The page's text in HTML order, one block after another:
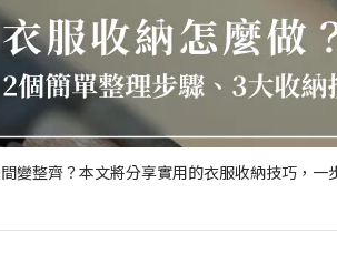
變整齊？本文將分享實用的衣服收納技巧，